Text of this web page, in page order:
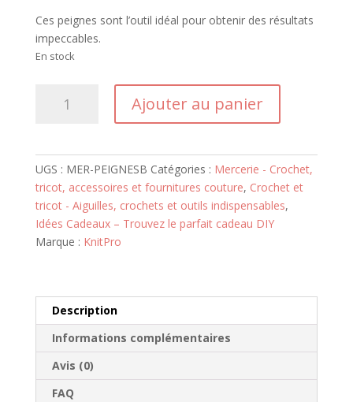
Ces peignes sont l’outil idéal pour obtenir des résultats
impeccables.
En stock
–
KnitPro
Ajouter au panier
UGS : MER-PEIGNESB Catégories : Mercerie - Crochet,
tricot, accessoires et fournitures couture, Crochet et
tricot - Aiguilles, crochets et outils indispensables,
Idées Cadeaux – Trouvez le parfait cadeau DIY
Marque : KnitPro
Description
Informations complémentaires
Avis (0)
FAQ